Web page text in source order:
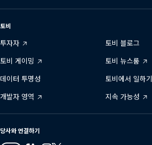
토비
투자자
토비 블로그
토비 게이밍
토비 뉴스룸
데이터 투명성
토비에서 일하기
개발자 영역
지속 가능성
당사와 연결하기